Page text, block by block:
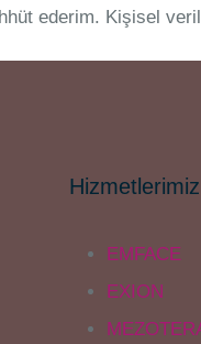
ederim. Kişisel
Hizmetlerimiz
EMFACE
EXION